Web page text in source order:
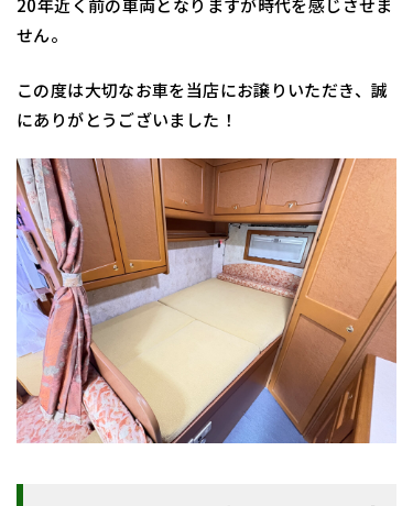
20年近く前の車両となりますが時代を感じさせま
せん。
この度は大切なお車を当店にお譲りいただき、誠
にありがとうございました！